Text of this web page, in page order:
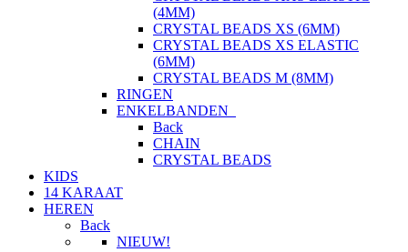
(4MM)
CRYSTAL BEADS XS (6MM)
CRYSTAL BEADS XS ELASTIC
(6MM)
CRYSTAL BEADS M (8MM)
RINGEN
ENKELBANDEN
Back
CHAIN
CRYSTAL BEADS
KIDS
14 KARAAT
HEREN
Back
NIEUW!